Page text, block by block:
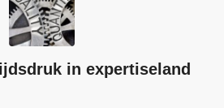
in expertiseland